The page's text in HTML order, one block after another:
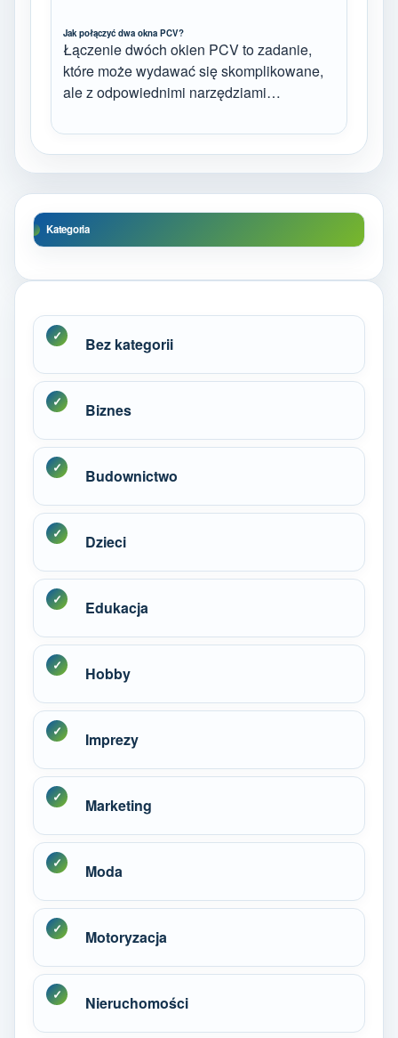
Jak połączyć dwa okna PCV?
Łączenie dwóch okien PCV to zadanie,
które może wydawać się skomplikowane,
ale z odpowiednimi narzędziami…
Kategoria
Bez kategorii
Biznes
Budownictwo
Dzieci
Edukacja
Hobby
Imprezy
Marketing
Moda
Motoryzacja
Nieruchomości